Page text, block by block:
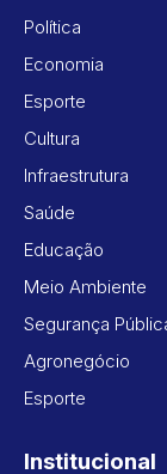
Política
Economia
Esporte
Cultura
Infraestrutura
Saúde
Educação
Meio Ambiente
Segurança
Agronegócio
Esporte
Institucional